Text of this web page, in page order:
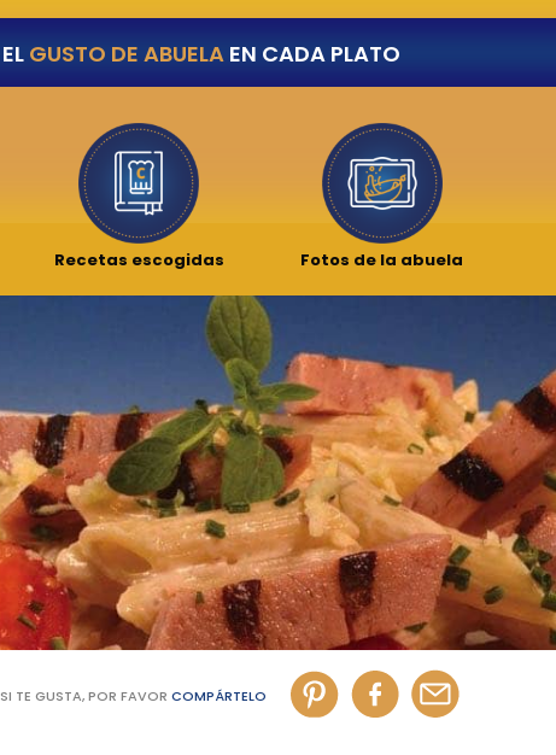
EL GUSTO DE ABUELAEN CADA PLATO
Recetas escogidas Fotos de la abuela
SI TE GUSTA, POR FAVOR COMPÁRTELO